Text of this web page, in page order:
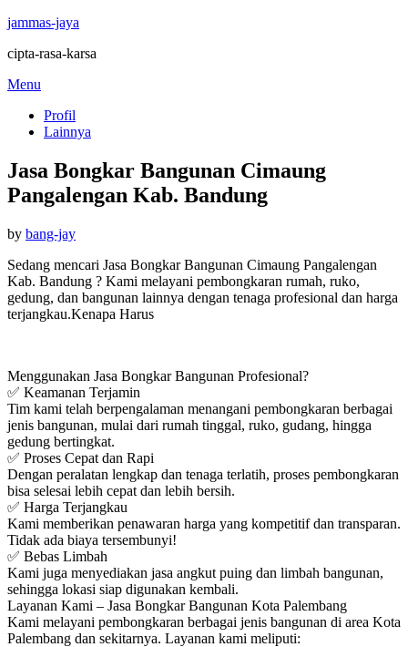
jammas-jaya
cipta-rasa-karsa
Skip
content
Menu
Profil
Lainnya
Jasa Bongkar Bangunan Cimaung
Pangalengan Kab. Bandung
by bang-jayPosted
Sedang mencari Jasa Bongkar Bangunan Cimaung Pangalengan
Kab. Bandung ? Kami melayani pembongkaran rumah, ruko,
gedung, dan bangunan lainnya dengan tenaga profesional dan harga
terjangkau.Kenapa Harus
Menggunakan Jasa Bongkar Bangunan Profesional?
✅ Keamanan Terjamin
Tim kami telah berpengalaman menangani pembongkaran berbagai
jenis bangunan, mulai dari rumah tinggal, ruko, gudang, hingga
gedung bertingkat.
✅ Proses Cepat dan Rapi
Dengan peralatan lengkap dan tenaga terlatih, proses pembongkaran
bisa selesai lebih cepat dan lebih bersih.
✅ Harga Terjangkau
Kami memberikan penawaran harga yang kompetitif dan transparan.
Tidak ada biaya tersembunyi!
✅ Bebas Limbah
Kami juga menyediakan jasa angkut puing dan limbah bangunan,
sehingga lokasi siap digunakan kembali.
Layanan Kami – Jasa Bongkar Bangunan Kota Palembang
Kami melayani pembongkaran berbagai jenis bangunan di area Kota
Palembang dan sekitarnya. Layanan kami meliputi: